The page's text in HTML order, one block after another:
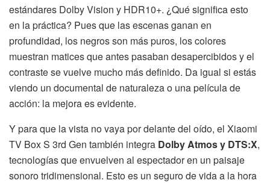
estándares Dolby Vision y HDR10+. ¿Qué significa esto
en la práctica? Pues que las escenas ganan en
profundidad, los negros son más puros, los colores
muestran matices que antes pasaban desapercibidos y el
contraste se vuelve mucho más definido. Da igual si estás
viendo un documental de naturaleza o una película de
acción: la mejora es evidente.
Y para que la vista no vaya por delante del oído, el Xiaomi
TV Box S 3rd Gen también integra Dolby Atmos y DTS:X,
tecnologías que envuelven al espectador en un paisaje
sonoro tridimensional. Esto es un seguro de vida a la hora